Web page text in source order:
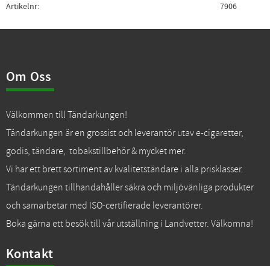
Artikelnr 7906
Om Oss
Välkommen till Tändarkungen!
Tändarkungen är en grossist och leverantör utav e-cigaretter,
godis, tändare, tobakstillbehör & mycket mer.
Vi har ett brett sortiment av kvalitetständare i alla prisklasser.
Tändarkungen tillhandahåller säkra och miljövänliga produkter
och samarbetar med ISO-certifierade leverantörer.
Boka gärna ett besök till vår utställning i Landvetter. Välkomna!
Kontakt